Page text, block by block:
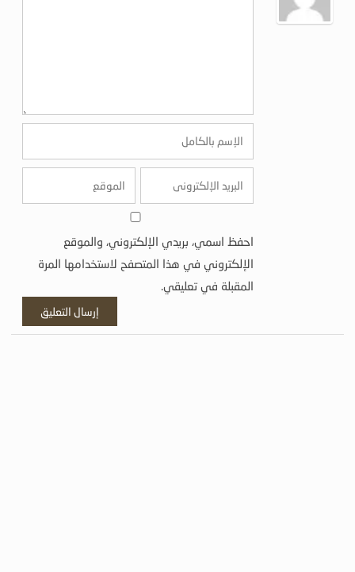
احفظ اسمي، بريدي الإلكتروني، والموقع
الإلكتروني في هذا المتصفح لاستخدامها المرة
المقبلة في تعليقي.